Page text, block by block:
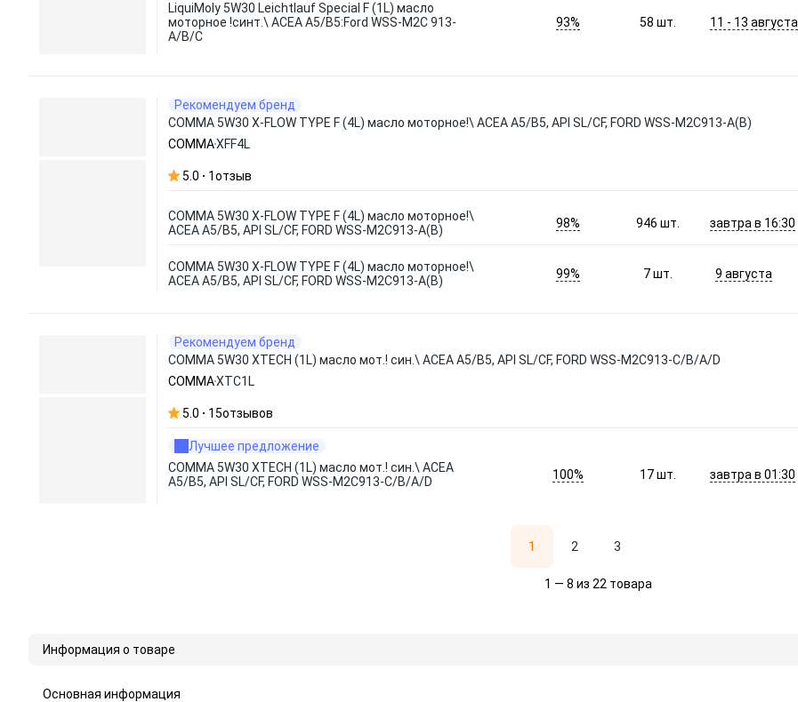
LiquiMoly 5W30 Leichtlauf Special F (1L) масло
моторное !синт.\ ACEA A5/B5:Ford WSS-M2C 913-
A/B/C
93% 58шт. 11 - 13 августа
Рекомендуем бренд
COMMA 5W30 X-FLOW TYPE F (4L) масло моторное!\ ACEA A5/B5, API SL/CF, FORD WSS-M2C913-A(В)
COMMAXFF4L
5.0 1отзыв
COMMA 5W30 X-FLOW TYPE F (4L) масло моторное!\
ACEA A5/B5, API SL/CF, FORD WSS-M2C913-A(В)
98% 946шт. завтра в 16:30
COMMA 5W30 X-FLOW TYPE F (4L) масло моторное!\
ACEA A5/B5, API SL/CF, FORD WSS-M2C913-A(В)
99% 7шт. 9 августа
Рекомендуем бренд
COMMA 5W30 XTECH (1L) масло мот.! син.\ ACEA A5/B5, API SL/CF, FORD WSS-M2C913-C/B/A/D
COMMAXTC1L
5.0 15отзывов
Лучшее предложение
COMMA 5W30 XTECH (1L) масло мот.! син.\ ACEA
A5/B5, API SL/CF, FORD WSS-M2C913-C/B/A/D
100% 17шт. завтра в 01:30
1 2 3
1 — 8 из 22 товара
Информация о товаре
Основная информация